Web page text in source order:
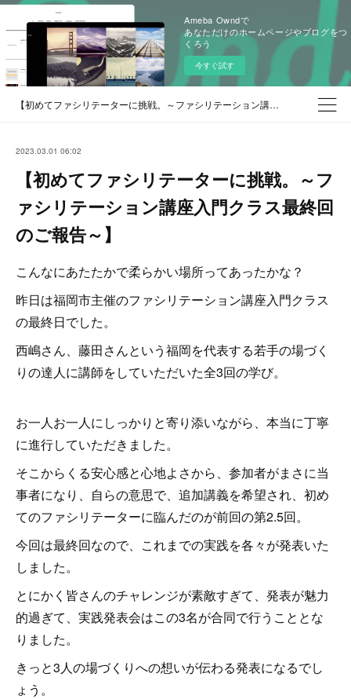
Ameba Owndで
あなただけのホームページやブログをつ
くろう
今すぐ試す
【初めてファシリテーターに挑戦。～ファシリテーション講座入門クラス最終回のご報告～】
2023.03.01 06:02
【初めてファシリテーターに挑戦。～フ
ァシリテーション講座入門クラス最終回
のご報告～】
こんなにあたたかで柔らかい場所ってあったかな？
昨日は福岡市主催のファシリテーション講座入門クラス
の最終日でした。
西嶋さん、藤田さんという福岡を代表する若手の場づく
りの達人に講師をしていただいた全3回の学び。
お一人お一人にしっかりと寄り添いながら、本当に丁寧
に進行していただきました。
そこからくる安心感と心地よさから、参加者がまさに当
事者になり、自らの意思で、追加講義を希望され、初め
てのファシリテーターに臨んだのが前回の第2.5回。
今回は最終回なので、これまでの実践を各々が発表いた
しました。
とにかく皆さんのチャレンジが素敵すぎて、発表が魅力
的過ぎて、実践発表会はこの3名が合同で行うこととな
りました。
きっと3人の場づくりへの想いが伝わる発表になるでし
ょう。